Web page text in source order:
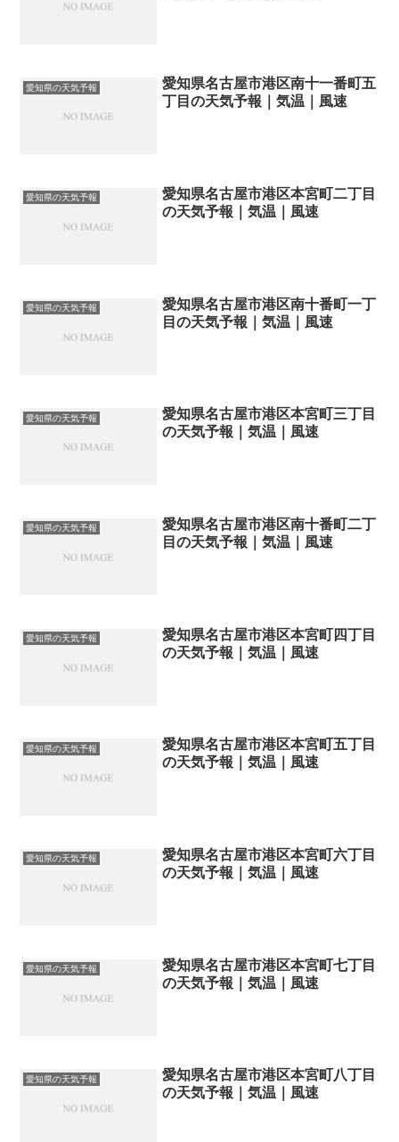
愛知県の天気予報
愛知県名古屋市港区南十一番町五
丁目の天気予報｜気温｜風速
愛知県の天気予報
愛知県名古屋市港区本宮町二丁目
の天気予報｜気温｜風速
愛知県の天気予報
愛知県名古屋市港区南十番町一丁
目の天気予報｜気温｜風速
愛知県の天気予報
愛知県名古屋市港区本宮町三丁目
の天気予報｜気温｜風速
愛知県の天気予報
愛知県名古屋市港区南十番町二丁
目の天気予報｜気温｜風速
愛知県の天気予報
愛知県名古屋市港区本宮町四丁目
の天気予報｜気温｜風速
愛知県の天気予報
愛知県名古屋市港区本宮町五丁目
の天気予報｜気温｜風速
愛知県の天気予報
愛知県名古屋市港区本宮町六丁目
の天気予報｜気温｜風速
愛知県の天気予報
愛知県名古屋市港区本宮町七丁目
の天気予報｜気温｜風速
愛知県の天気予報
愛知県名古屋市港区本宮町八丁目
の天気予報｜気温｜風速